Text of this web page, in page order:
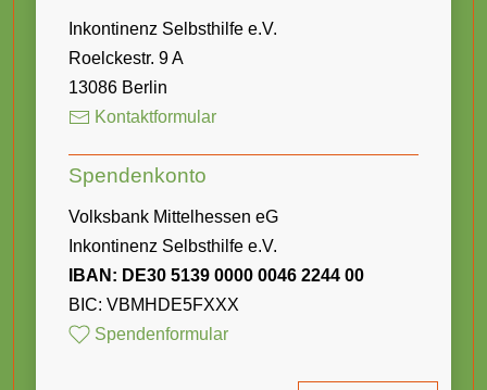
Inkontinenz Selbsthilfe e.V.
Roelckestr. 9 A
13086 Berlin
Kontaktformular
Spendenkonto
Volksbank Mittelhessen eG
Inkontinenz Selbsthilfe e.V.
IBAN: DE30 5139 0000 0046 2244 00
BIC: VBMHDE5FXXX
Spendenformular